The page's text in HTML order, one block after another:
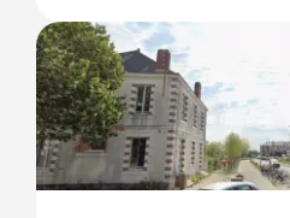
Une start-up
l'eau chaude « par le
immeuble social de